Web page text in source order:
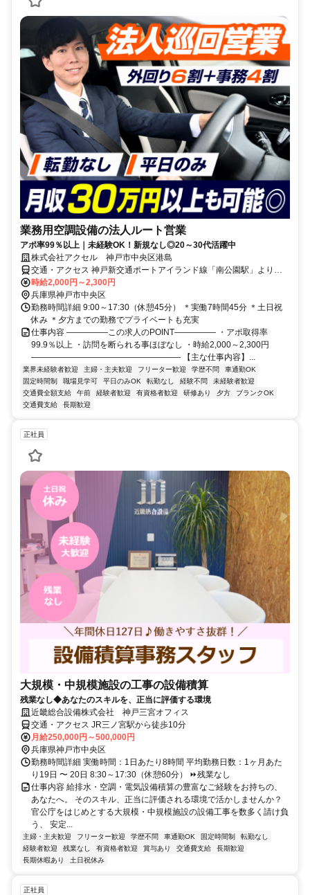
業務用空調設備の法人ルート営業
アポ率99％以上｜未経験OK！新規なし◎20～30代活躍中
株式会社アクセル 神戸市中央区港島
交通・アクセス 神戸新交通ポートアイランド線「南公園駅」より徒
歩12分
時給2,000円～2,300円
兵庫県神戸市中央区
勤務時間詳細 9:00～17:30（休憩45分） ＊実働7時間45分 ＊土日祝
休み ＊夕方までの勤務でプライベートも充実
仕事内容 ―――――この求人のPOINT――――― ・アポ取得率
99.9％以上 ・訪問を断られる事ほぼなし ・時給2,000～2,300円
―――――――――――――――――― 【主な仕事内容】...
業界未経験者歓迎 主婦・主夫歓迎 フリーター歓迎 学歴不問
車通勤OK
固定時間制
職場見学可 平日のみOK 転勤なし 経験不問
未経験者歓迎
交通費全額支給
午前 経験者歓迎 有資格者歓迎 研修あり 夕方
ブランクOK
交通費支給
長期歓迎
正社員
大規模・中規模施設の工事の設備積算
残業なし◆あなたのスキルを、正当に評価する環境
近畿総合設備株式会社 神戸三宮オフィス
交通・アクセス JR三ノ宮駅から徒歩10分
月給250,000円～500,000円
兵庫県神戸市中央区
勤務時間詳細 実働時間：1日あたり8時間 平均勤務日数：1ヶ月あた
り19日 〜 20日 8:30～17:30（休憩60分） ⏩残業なし
仕事内容 給排水・空調・電気設備積算の豊富なご経験をお持ちの、
あなたへ。 そのスキル、正当に評価される環境で活かしませんか？
官公庁をはじめとする大規模・中規模施設の設備工事を数多く請け負
う、 安定...
主婦・主夫歓迎 フリーター歓迎 学歴不問 車通勤OK 固定時間制
転勤なし
経験者歓迎
残業なし 有資格者歓迎 賞与あり 交通費支給
長期歓迎
長期休暇あり
土日祝休み
正社員